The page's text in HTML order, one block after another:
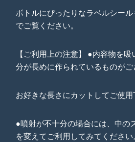
ボトルにぴったりなラベルシー
でご覧ください。
【ご利用上の注意】 ●内容物を
分が長めに作られているものがご
お好きな長さにカットしてご使用
●噴射が不十分の場合には、中の
を変えてご利用してみてください